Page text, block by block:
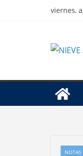
viernes,
NOTAS